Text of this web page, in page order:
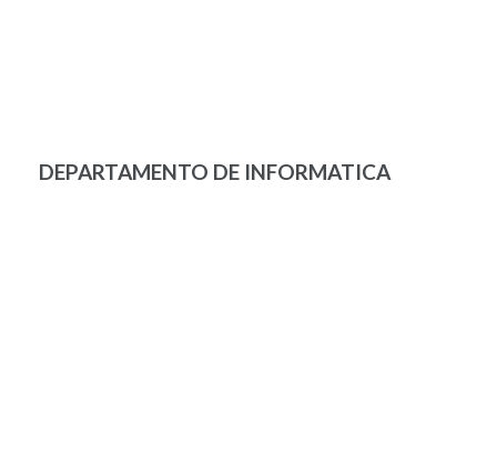
DEPARTAMENTO DE INFORMATICA